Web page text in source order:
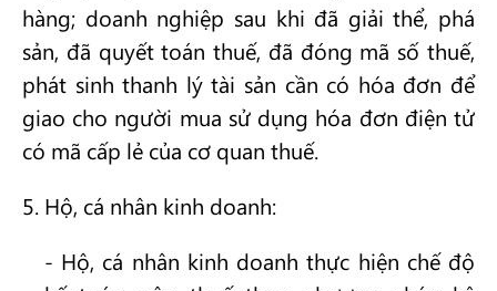
hàng; doanh nghiệp sau khi đã giải thể, phá
sản, đã quyết toán thuế, đã đóng mã số thuế,
phát sinh thanh lý tài sản cần có hóa đơn để
giao cho người mua sử dụng hóa đơn điện tử
có mã cấp lẻ của cơ quan thuế.
5. Hộ, cá nhân kinh doanh:
- Hộ, cá nhân kinh doanh thực hiện chế độ